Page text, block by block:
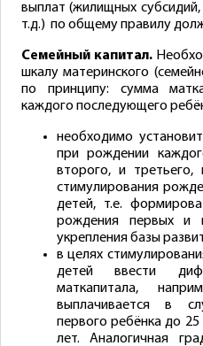
выплат (жилищных
т.д.) по общему правилу
Семейный капитал.
шкалу материнского
по принципу: сумма
каждого последующего
необходимо
при рождении
второго, и
стимулирования
детей, т.е.
рождения первых и
укрепления базы
в целях
детей ввести
маткапитала,
выплачивается в
первого ребёнка до 25
лет. Аналогичная